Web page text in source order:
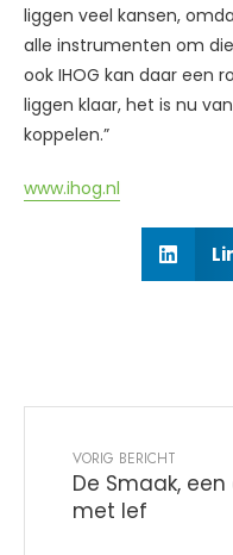
liggen veel kansen,
alle instrumenten om
ook IHOG kan daar een
liggen klaar, het is nu
koppelen.”
www.ihog.nl
VORIG BERICHT
De Smaak,
met lef